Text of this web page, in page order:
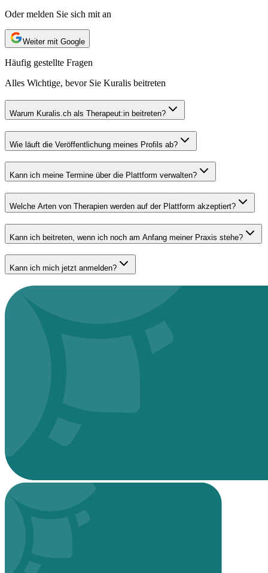
Oder melden Sie sich mit an
Weiter mit Google
Häufig gestellte Fragen
Alles Wichtige, bevor Sie Kuralis beitreten
Warum Kuralis.ch als Therapeut:in beitreten?
Wie läuft die Veröffentlichung meines Profils ab?
Kann ich meine Termine über die Plattform verwalten?
Welche Arten von Therapien werden auf der Plattform akzeptiert?
Kann ich beitreten, wenn ich noch am Anfang meiner Praxis stehe?
Kann ich mich jetzt anmelden?